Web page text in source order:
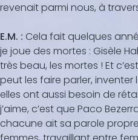
revenait parmi nous, à
E.M. : Cela fait quelques
je joue des mortes : Gisèle
très beau, les mortes ! Et
peut les faire parler, inventer
elles ont aussi besoin de
j’aime, c’est que Paco
chacune ait sa parole